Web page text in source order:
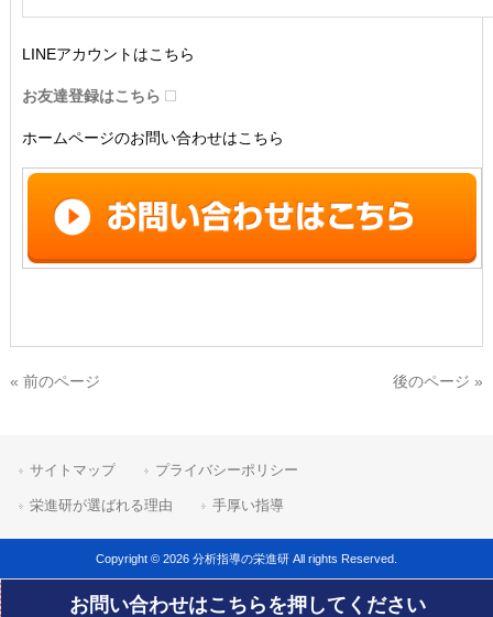
LINEアカウントはこちら
お友達登録はこちら
ホームページのお問い合わせはこちら
« 前のページ 後のページ »
サイトマップ プライバシーポリシー
栄進研が選ばれる理由 手厚い指導
Copyright © 2026 分析指導の栄進研 All rights Reserved.
お問い合わせはこちらを押してください